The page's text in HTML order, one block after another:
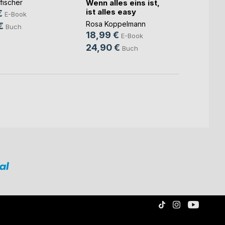
E-Book
Buch
Wenn alles eins ist,
ist alles easy
Rosa Koppelmann
18,99 € E-Book
24,90 € Buch